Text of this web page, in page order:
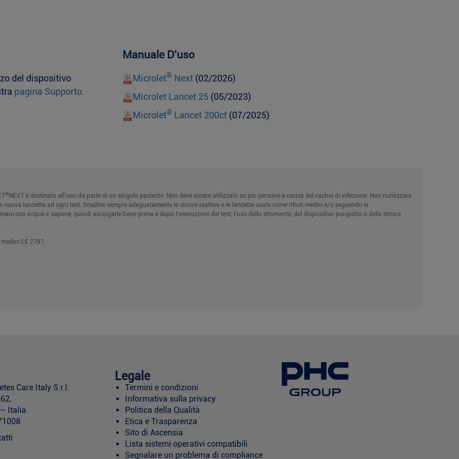
del dispositivo
pagina Supporto.
Manuale D’uso
Microlet® Next (02/2026)
Microlet Lancet 25 (05/2023)
Microlet® Lancet 200ct (07/2025)
®NEXT è destinato all’uso da parte di un singolo paziente. Non deve essere utilizzato su più persone a causa del rischio di infezione. Non riutilizzare
lancetta ad ogni test. Smaltire sempre adeguatamente le strisce reattive e le lancette usate come rifiuti medici e/o seguendo le
con acqua e sapone, quindi asciugarle bene prima e dopo l’esecuzione del test, l’uso dello strumento, del dispositivo pungidito o delle strisce
CE 2797.
Care Italy S.r.l.
Italia
Legale
Termini e condizioni
Informativa sulla privacy
Politica della Qualità
Etica e Trasparenza
Sito di Ascensia
Lista sistemi operativi compatibili
Segnalare un problema di compliance